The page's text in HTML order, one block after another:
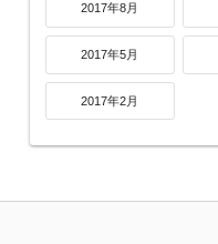
2017年8月
2017年5月
2017年2月